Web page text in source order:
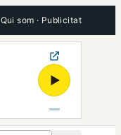
Qui som · Publicitat
▶